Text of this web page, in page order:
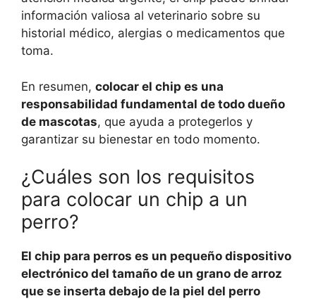
información valiosa al veterinario sobre su
historial médico, alergias o medicamentos que
toma.
En resumen, colocar el chip es una
responsabilidad fundamental de todo dueño
de mascotas, que ayuda a protegerlos y
garantizar su bienestar en todo momento.
¿Cuáles son los requisitos
para colocar un chip a un
perro?
El chip para perros es un pequeño dispositivo
electrónico del tamaño de un grano de arroz
que se inserta debajo de la piel del perro